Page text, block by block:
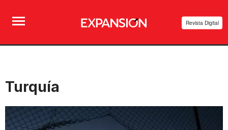
Revista Digital
Turquía